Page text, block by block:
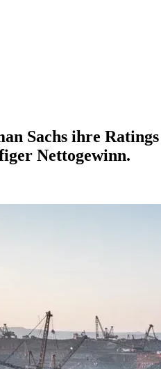
Sachs ihre
Nettogewinn.